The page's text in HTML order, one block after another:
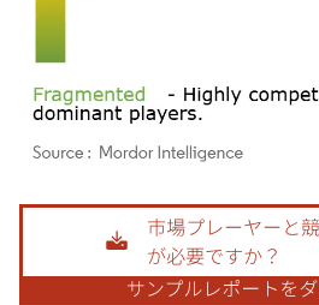
画像 © Mordor Intelligence。再利用にはCC